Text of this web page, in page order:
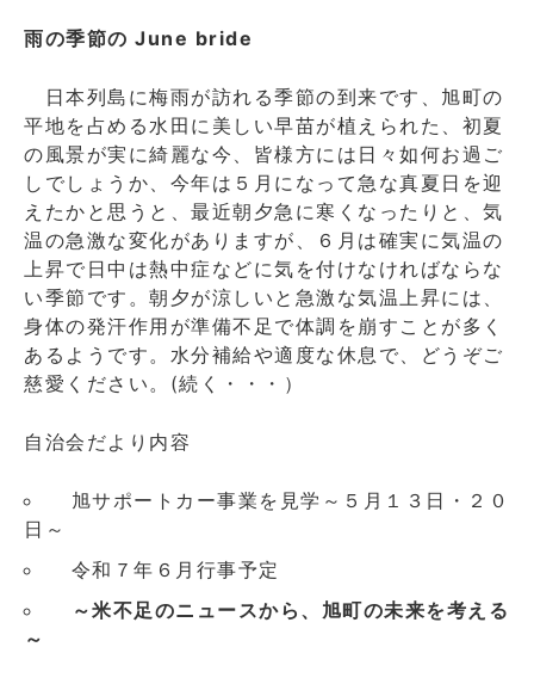
和
年
４
月
１
日
第
99
号
Web
版
に
雨の季節の June bride
日本列島に梅雨が訪れる季節の到来です、旭町の
平地を占める水田に美しい早苗が植えられた、初夏
の風景が実に綺麗な今、皆様方には日々如何お過ご
しでしょうか、今年は５月になって急な真夏日を迎
えたかと思うと、最近朝夕急に寒くなったりと、気
温の急激な変化がありますが、６月は確実に気温の
上昇で日中は熱中症などに気を付けなければならな
い季節です。朝夕が涼しいと急激な気温上昇には、
身体の発汗作用が準備不足で体調を崩すことが多く
あるようです。水分補給や適度な休息で、どうぞご
慈愛ください。(続く・・・）
自治会だより内容
旭サポートカー事業を見学～５月１３日・２０
日～
令和７年６月行事予定
～米不足のニュースから、旭町の未来を考える
～